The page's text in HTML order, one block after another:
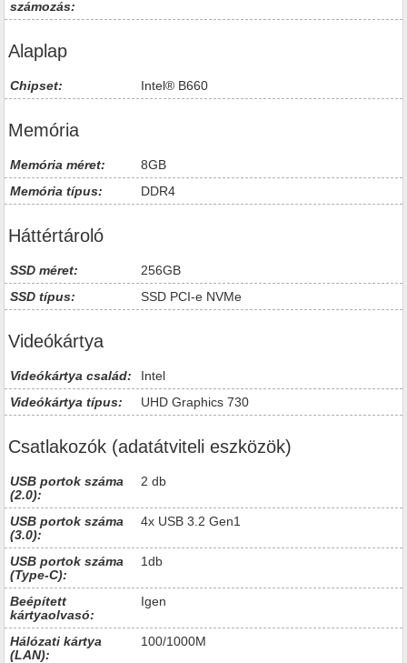
számozás:
Alaplap
Chipset: Intel® B660
Memória
Memória méret:
8GB
Memória típus:
DDR4
Háttértároló
SSD méret:
256GB
SSD típus:
SSD PCI-e NVMe
Videókártya
Videókártya család:
Intel
Videókártya típus:
UHD Graphics 730
Csatlakozók (adatátviteli eszközök)
USB portok száma
(2.0):
2 db
USB portok száma
(3.0):
4x USB 3.2 Gen1
USB portok száma
(Type-C):
1db
Beépített
kártyaolvasó:
Igen
Hálózati kártya
(LAN):
100/1000M